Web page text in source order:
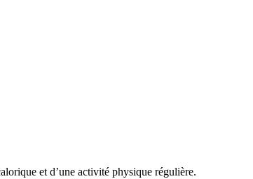
et d’une activité physique régulière.